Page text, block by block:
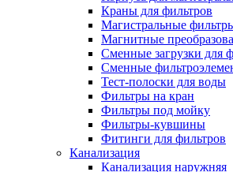
Новости и Акции
Оплата и доставка
Сервис-центр
Адреса Сервис-центров
Краны для фильтров
Магистральные
Магнитные
Сменные загрузки для
Сменные
Тест-полоски для воды
Фильтры на кран
Фильтры под мойку
Фильтры-кувшины
Фитинги для фильтров
Канализация
Канализация наружняя